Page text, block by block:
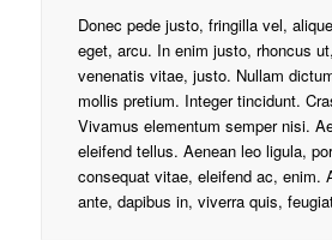
Donec pede justo, fringilla vel,
eget, arcu. In enim justo, rhoncus
venenatis vitae, justo. Nullam
mollis pretium. Integer tincidunt.
Vivamus elementum semper nisi.
eleifend tellus. Aenean leo ligula,
consequat vitae, eleifend ac, enim.
ante, dapibus in, viverra quis,